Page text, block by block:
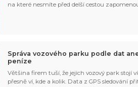
na které nesmíte před delší cestou
Správa vozového parku podle dat
peníze
Většina firem tuší, že jejich vozový park stojí
přesně ví, kde a kolik. Data z GPS sledování